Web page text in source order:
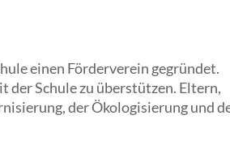
einen Förderverein gegründet.
der Schule zu überstützen. Eltern,
der Ökologisierung und